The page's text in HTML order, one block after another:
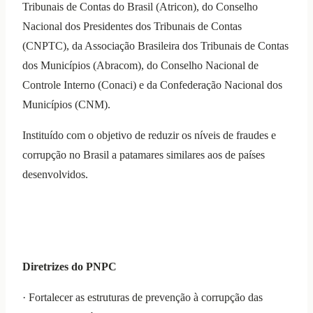
Tribunais de Contas do Brasil (Atricon), do Conselho
Nacional dos Presidentes dos Tribunais de Contas
(CNPTC), da Associação Brasileira dos Tribunais de Contas
dos Municípios (Abracom), do Conselho Nacional de
Controle Interno (Conaci) e da Confederação Nacional dos
Municípios (CNM).
Instituído com o objetivo de reduzir os níveis de fraudes e
corrupção no Brasil a patamares similares aos de países
desenvolvidos.
Diretrizes do PNPC
· Fortalecer as estruturas de prevenção à corrupção das